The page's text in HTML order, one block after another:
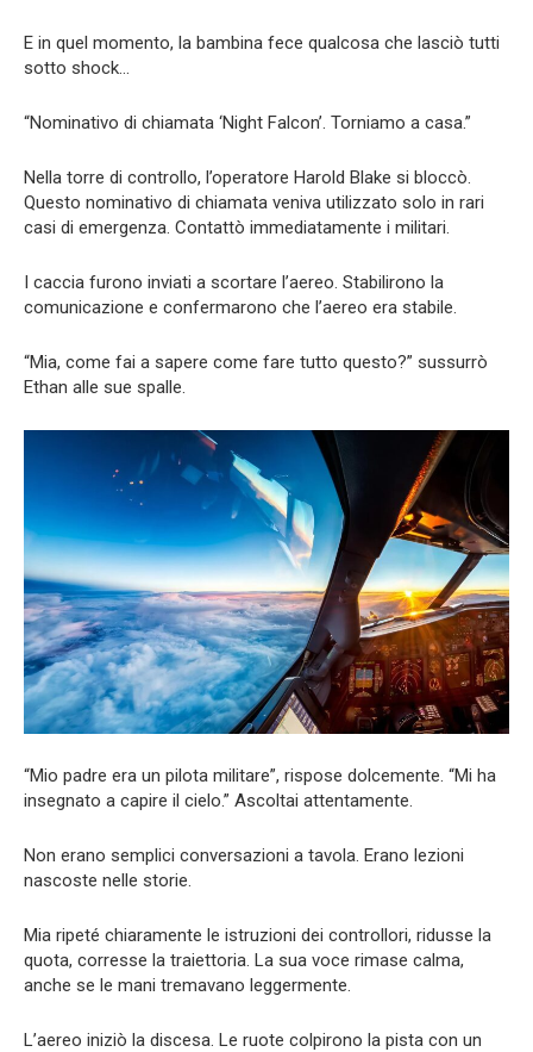
E in quel momento, la bambina fece qualcosa che lasciò tutti
sotto shock…
“Nominativo di chiamata ‘Night Falcon’. Torniamo a casa.”
Nella torre di controllo, l’operatore Harold Blake si bloccò.
Questo nominativo di chiamata veniva utilizzato solo in rari
casi di emergenza. Contattò immediatamente i militari.
I caccia furono inviati a scortare l’aereo. Stabilirono la
comunicazione e confermarono che l’aereo era stabile.
“Mia, come fai a sapere come fare tutto questo?” sussurrò
Ethan alle sue spalle.
“Mio padre era un pilota militare”, rispose dolcemente. “Mi ha
insegnato a capire il cielo.” Ascoltai attentamente.
Non erano semplici conversazioni a tavola. Erano lezioni
nascoste nelle storie.
Mia ripeté chiaramente le istruzioni dei controllori, ridusse la
quota, corresse la traiettoria. La sua voce rimase calma,
anche se le mani tremavano leggermente.
L’aereo iniziò la discesa. Le ruote colpirono la pista con un